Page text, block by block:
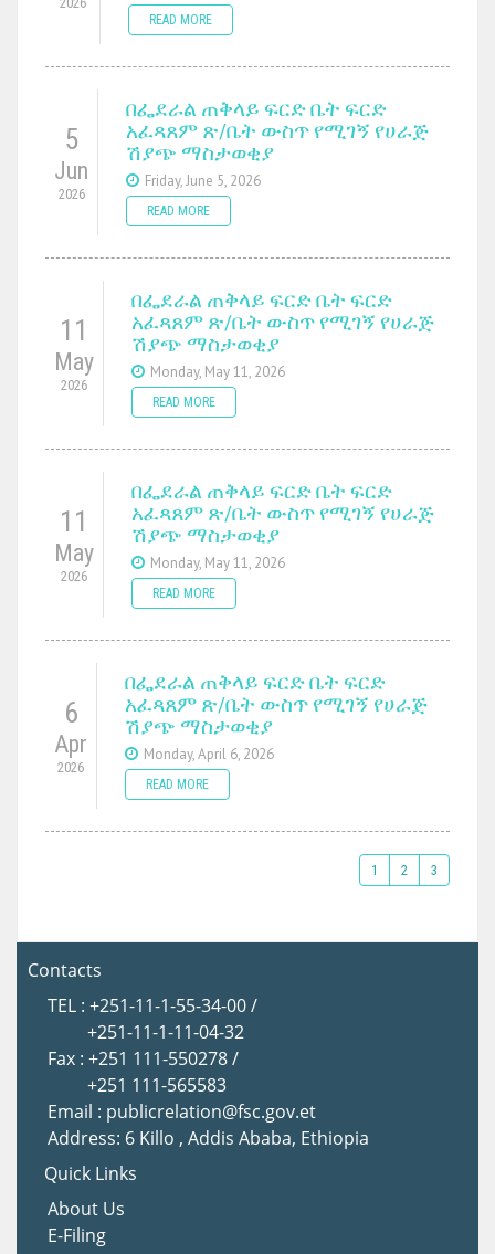
READ MORE
5
Jun
2026
በፌደራል ጠቅላይ ፍርድ ቤት ፍርድ
አፈጻጸም ጽ/ቤት ውስጥ የሚገኝ የሀራጅ
ሽያጭ ማስታወቂያ
Friday, June 5, 2026
READ MORE
11
May
2026
በፌደራል ጠቅላይ ፍርድ ቤት ፍርድ
አፈጻጸም ጽ/ቤት ውስጥ የሚገኝ የሀራጅ
ሽያጭ ማስታወቂያ
Monday, May 11, 2026
READ MORE
11
May
2026
በፌደራል ጠቅላይ ፍርድ ቤት ፍርድ
አፈጻጸም ጽ/ቤት ውስጥ የሚገኝ የሀራጅ
ሽያጭ ማስታወቂያ
Monday, May 11, 2026
READ MORE
6
Apr
2026
በፌደራል ጠቅላይ ፍርድ ቤት ፍርድ
አፈጻጸም ጽ/ቤት ውስጥ የሚገኝ የሀራጅ
ሽያጭ ማስታወቂያ
Monday, April 6, 2026
READ MORE
1 2 3
Contacts
TEL : +251-11-1-55-34-00 /
+251-11-1-11-04-32
Fax : +251 111-550278 /
+251 111-565583
Email : publicrelation@fsc.gov.et
Address: 6 Killo , Addis Ababa, Ethiopia
Quick Links
About Us
E-Filing